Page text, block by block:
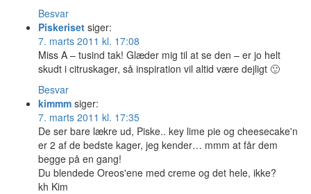
Besvar
Piskeriset siger:
7. marts 2011 kl. 17:08
Miss A – tusind tak! Glæder mig til at se den – er jo helt
skudt i citruskager, så inspiration vil altid være dejligt 🙂
Besvar
kimmm siger:
7. marts 2011 kl. 17:35
De ser bare lækre ud, Piske.. key lime pie og cheesecake'n
er 2 af de bedste kager, jeg kender… mmm at får dem
begge på en gang!
Du blendede Oreos'ene med creme og det hele, ikke?
kh Kim